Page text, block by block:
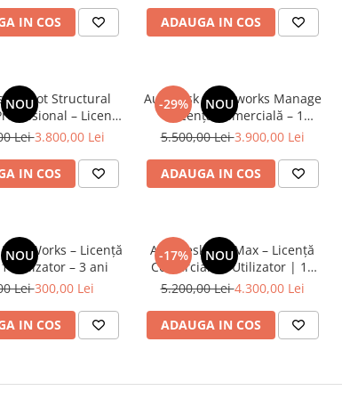
IN COS ADAUGA IN COS
NOU
Robot Structural
– Licență
– 1 Utilizator – 1
Lei3.800,00 Lei
IN COS
-29% NOU
Autodesk Navisworks Manage
– Licență Comercială – 1
Utilizator – 1an
5.500,00 Lei3.900,00 Lei
ADAUGA IN COS
NOU
– Licență
Utilizator – 3 ani
Lei300,00 Lei
IN COS
-17% NOU
Autodesk 3ds Max – Licență
Comercială 1 Utilizator | 12
Luni
5.200,00 Lei4.300,00 Lei
ADAUGA IN COS